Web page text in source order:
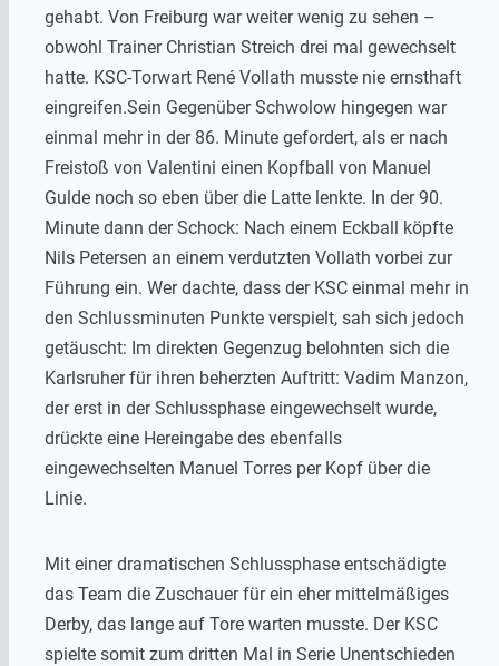
gehabt. Von Freiburg war weiter wenig zu sehen –
obwohl Trainer Christian Streich drei mal gewechselt
hatte. KSC-Torwart René Vollath musste nie ernsthaft
eingreifen.Sein Gegenüber Schwolow hingegen war
einmal mehr in der 86. Minute gefordert, als er nach
Freistoß von Valentini einen Kopfball von Manuel
Gulde noch so eben über die Latte lenkte. In der 90.
Minute dann der Schock: Nach einem Eckball köpfte
Nils Petersen an einem verdutzten Vollath vorbei zur
Führung ein. Wer dachte, dass der KSC einmal mehr in
den Schlussminuten Punkte verspielt, sah sich jedoch
getäuscht: Im direkten Gegenzug belohnten sich die
Karlsruher für ihren beherzten Auftritt: Vadim Manzon,
der erst in der Schlussphase eingewechselt wurde,
drückte eine Hereingabe des ebenfalls
eingewechselten Manuel Torres per Kopf über die
Linie.
Mit einer dramatischen Schlussphase entschädigte
das Team die Zuschauer für ein eher mittelmäßiges
Derby, das lange auf Tore warten musste. Der KSC
spielte somit zum dritten Mal in Serie Unentschieden